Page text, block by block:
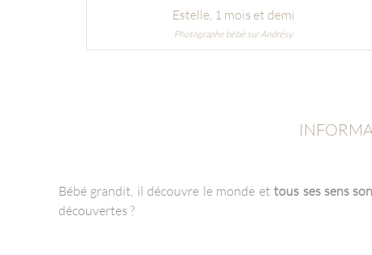
Estelle, 1 mois et demi
Photographe bébé sur Andrésy
Bébé grandit, il découvre le monde ettous ses sens
découvertes ?